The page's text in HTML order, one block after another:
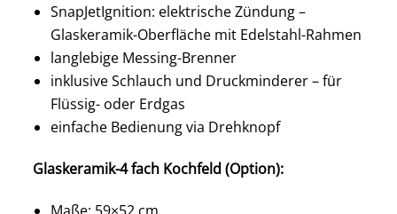
SnapJetIgnition: elektrische Zündung –
Glaskeramik-Oberfläche mit Edelstahl-Rahmen
langlebige Messing-Brenner
inklusive Schlauch und Druckminderer – für
Flüssig- oder Erdgas
einfache Bedienung via Drehknopf
Glaskeramik-4 fach Kochfeld (Option):